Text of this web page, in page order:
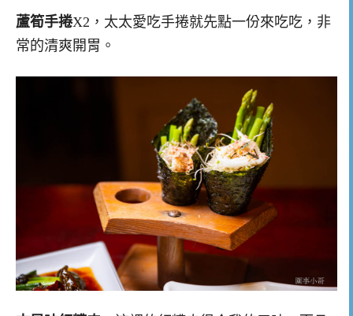
蘆筍手捲X2，太太愛吃手捲就先點一份來吃吃，非
常的清爽開胃。